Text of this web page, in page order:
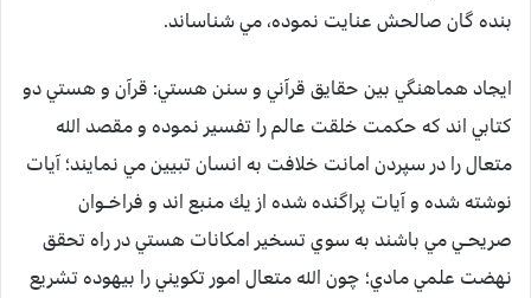
بنده گان صالحش عنايت نموده، مي شناساند.
ايجاد هماهنگي بين حقايق قرآني و سنن هستي: قرآن و هستي دو
كتابي اند كه حكمت خلقت عالم را تفسير نموده و مقصد الله
متعال را در سپردن امانت خلافت به انسان تبیین مي نمايند؛ آيات
نوشته شده و آيات پراگنده شده از يك منبع اند و فراخــوان
صريحــي مي باشند به سوي تسخير امكانات هستي در راه تحقق
نهضت علمي مادي؛ چون الله متعال امور تكويني را بيهوده تشريع